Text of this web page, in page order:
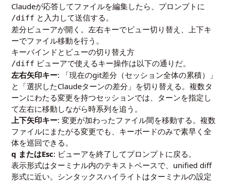
Claudeが応答してファイルを編集したら、プロンプトに
/diff と入力して送信する。
差分ビューアが開く。左右キーでビュー切り替え、上下キ
ーでファイル移動を行う。
キーバインドとビューの切り替え方
/diff ビューアで使えるキー操作は以下の通りだ。
左右矢印キー: 「現在のgit差分（セッション全体の累積）」
と「選択したClaudeターンの差分」を切り替える。複数タ
ーンにわたる変更を持つセッションでは、ターンを指定し
て左右に移動しながら時系列を追う。
上下矢印キー: 変更が加わったファイル間を移動する。複数
ファイルにまたがる変更でも、キーボードのみで素早く全
体を巡回できる。
q またはEsc: ビューアを終了してプロンプトに戻る。
表示形式はターミナル内のテキストベースで、unified diff
形式に近い。シンタックスハイライトはターミナルの設定